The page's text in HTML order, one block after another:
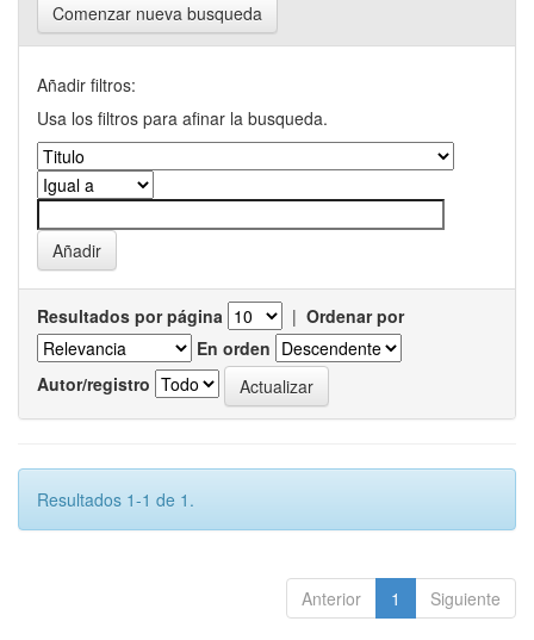
Comenzar nueva busqueda
Añadir filtros:
Usa los filtros para afinar la busqueda.
Resultados por página | Ordenar por
En orden
Autor/registro
Resultados 1-1 de 1.
Anterior 1 Siguiente